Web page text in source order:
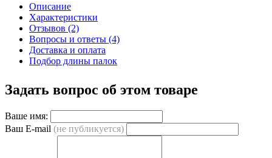
Описание
Характеристики
Отзывов (2)
Вопросы и ответы (4)
Доставка и оплата
Подбор длины палок
Задать вопрос об этом товаре
Ваше имя:
Ваш E-mail (не публикуется)